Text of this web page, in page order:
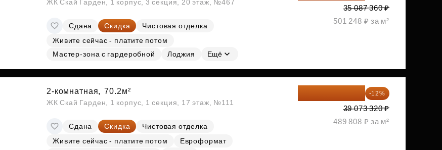
ЖК Скай Гарден, 1 корпус, 3 секция, 20 этаж, №467
Сдана Скидка
Чистовая отделка
Живите сейчас - платите потом
Мастер-зона с гардеробной
Лоджия Ещё
35 087 360 ₽
501 248 ₽ за м²
2-комнатная, 70.2м²
ЖК Скай Гарден, 1 корпус, 1 секция, 17 этаж, №111
Сдана Скидка
Чистовая отделка
Живите сейчас - платите потом
Евроформат
-12%
39 073 320 ₽
489 808 ₽ за м²